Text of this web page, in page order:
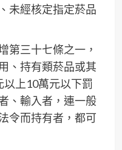
未經核定指定菸品
第三十七條之一，
、持有類菸品或其
上10萬元以下罰
、輸入者，連一般
令而持有者，都可